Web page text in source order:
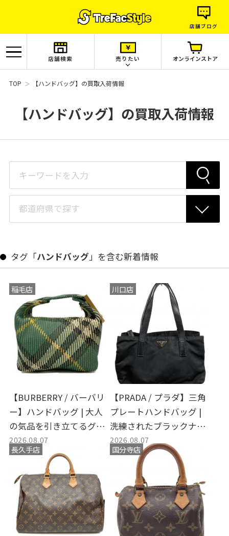
店舗ブログ
店舗検索 売りたい オンラインストア
TOP 【ハンドバッグ】の買取入荷情報
【ハンドバッグ】の買取入荷情報
タグ「ハンドバッグ」を含む新着情報
稲毛店
【BURBERRY / バーバリ
ー】ハンドバッグ | 大人
の気品を引き立てるグリ
ーンの魅力と上質な佇ま
い
2026.08.07
川口店
【PRADA / プラダ】三角
プレートハンドバッグ |
洗練されたブラックナイ
ロンが光るラグジュアリ
ーな日常着が入荷
2026.08.07
長久手店
国分寺店